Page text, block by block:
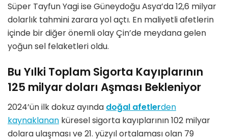
Süper Tayfun Yagi ise Güneydoğu Asya’da 12,6 milyar
dolarlık tahmini zarara yol açtı. En maliyetli afetlerin
içinde bir diğer önemli olay Çin’de meydana gelen
yoğun sel felaketleri oldu.
Bu Yılki Toplam Sigorta Kayıplarının
125 milyar doları Aşması Bekleniyor
2024’ün ilk dokuz ayında doğal afetlerden
kaynaklanan küresel sigorta kayıplarının 102 milyar
dolara ulaşması ve 21. yüzyıl ortalaması olan 79